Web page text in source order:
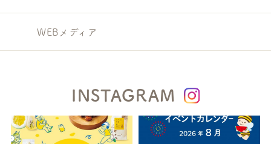
WEBメディア
INSTAGRAM